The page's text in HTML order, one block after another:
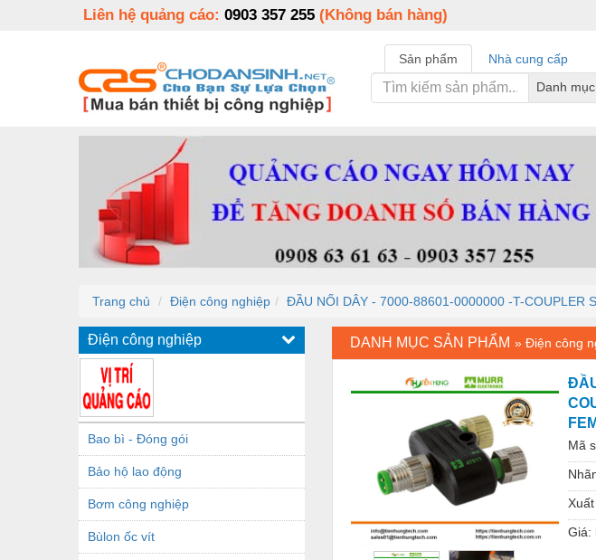
Liên hệ quảng cáo: 0903 357 255 (Không bán hàng)
Sản phẩm Nhà cung cấp
Danh mục
Trang chủ Điện công nghiệp ĐẦU NỐI DÂY - 7000-88601-0000000 -T-COUPLER
Điện công nghiệp
Bao bì - Đóng gói
Bảo hộ lao động
Bơm công nghiệp
Bùlon ốc vít
DANH MỤC SẢN PHẨM » Điện công
Mã
Giá: